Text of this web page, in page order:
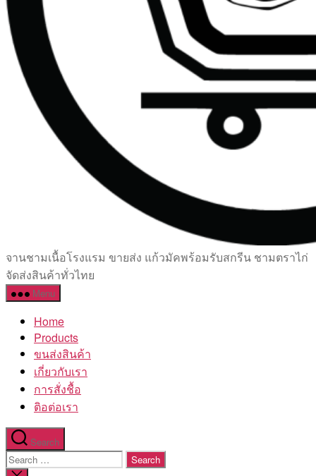
เซรามิค
ครบ
ครัน
โรงงาน
จานชามเนื้อโรงแรม ขายส่ง แก้วมัคพร้อมรับสกรีน ชามตราไก่
จัดส่งสินค้าทั่วไทย
Menu
Home
Products
ขนส่งสินค้า
เกี่ยวกับเรา
การสั่งชื้อ
ติอต่อเรา
Search
Search